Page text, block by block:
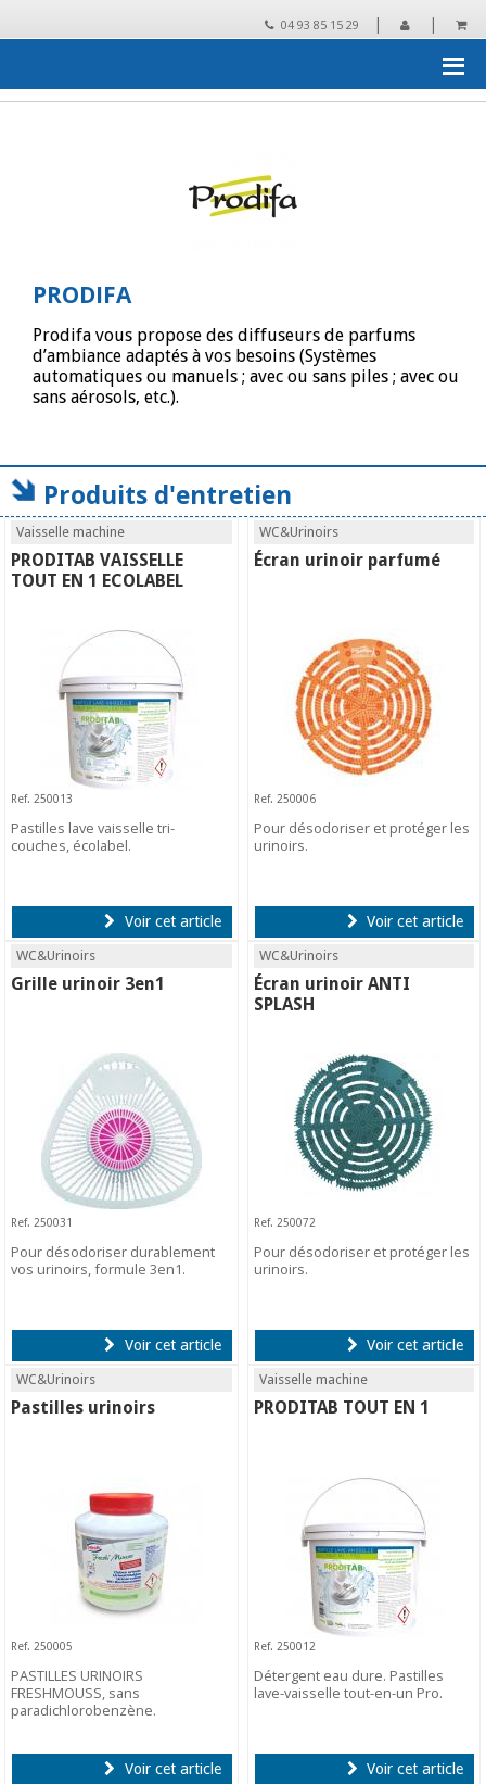
04 93 85 15 29 | |
PRODIFA
Prodifa vous propose des diffuseurs de parfums
d’ambiance adaptés à vos besoins (Systèmes
automatiques ou manuels ; avec ou sans piles ; avec ou
sans aérosols, etc.).
Produits d'entretien
Vaisselle machine
PRODITAB VAISSELLE
TOUT EN 1 ECOLABEL
Ref. 250013
Pastilles lave vaisselle tri-
couches, écolabel.
Voir cet article
WC&Urinoirs
Écran urinoir parfumé
Ref. 250006
Pour désodoriser et protéger les
urinoirs.
Voir cet article
WC&Urinoirs
Grille urinoir 3en1
Ref. 250031
Pour désodoriser durablement
vos urinoirs, formule 3en1.
Voir cet article
WC&Urinoirs
Écran urinoir ANTI
SPLASH
Ref. 250072
Pour désodoriser et protéger les
urinoirs.
Voir cet article
WC&Urinoirs
Pastilles urinoirs
Ref. 250005
PASTILLES URINOIRS
FRESHMOUSS, sans
paradichlorobenzène.
Voir cet article
Vaisselle machine
PRODITAB TOUT EN 1
Ref. 250012
Détergent eau dure. Pastilles
lave-vaisselle tout-en-un Pro.
Voir cet article